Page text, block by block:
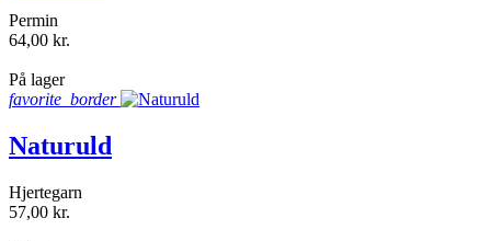
Permin
64,00 kr.
På lager
favorite_border
Naturuld
Hjertegarn
57,00 kr.